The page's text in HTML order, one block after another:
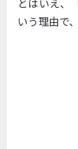
いう理由で